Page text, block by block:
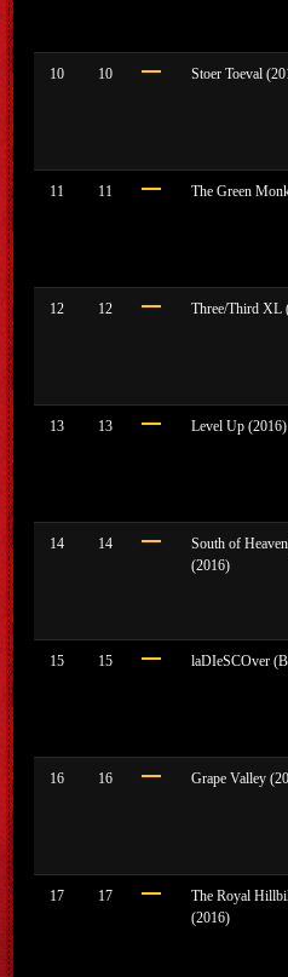
10 10 Stoer Toeval
11 11 The Green
12 12 Three/Third XL
13 13 Level Up (2016)
14 14
South of
(2016)
15 15 laDIeSCOver
16 16 Grape Valley
17 17
The Royal
(2016)